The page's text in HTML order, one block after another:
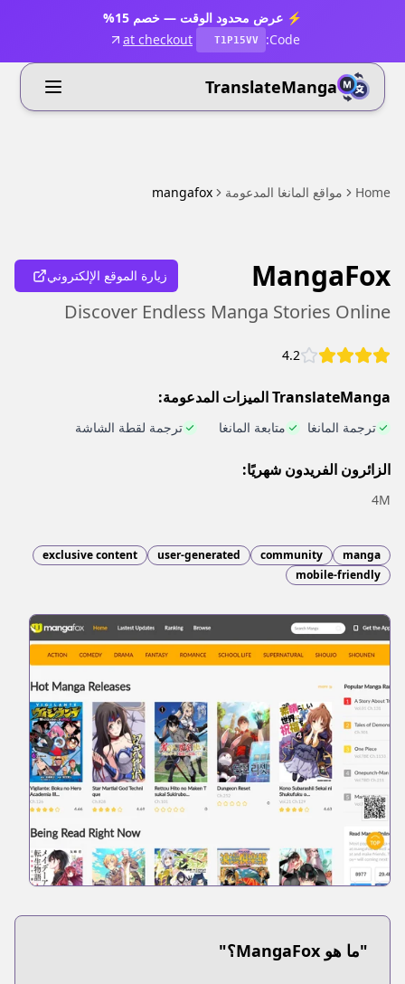
⚡ عرض محدود الوقت — خصم 15%
Code:
T1P15VV
at checkout
TranslateManga
Home مواقع المانغا المدعومة mangafox
MangaFox زيارة الموقع الإلكتروني
Discover Endless Manga Stories Online
4.2
TranslateManga الميزات المدعومة:
ترجمة المانغا متابعة المانغا ترجمة لقطة الشاشة
الزائرون الفريدون شهريًا:
4M
manga
community
user-generated
exclusive content
mobile-friendly
"ما هو MangaFox؟"